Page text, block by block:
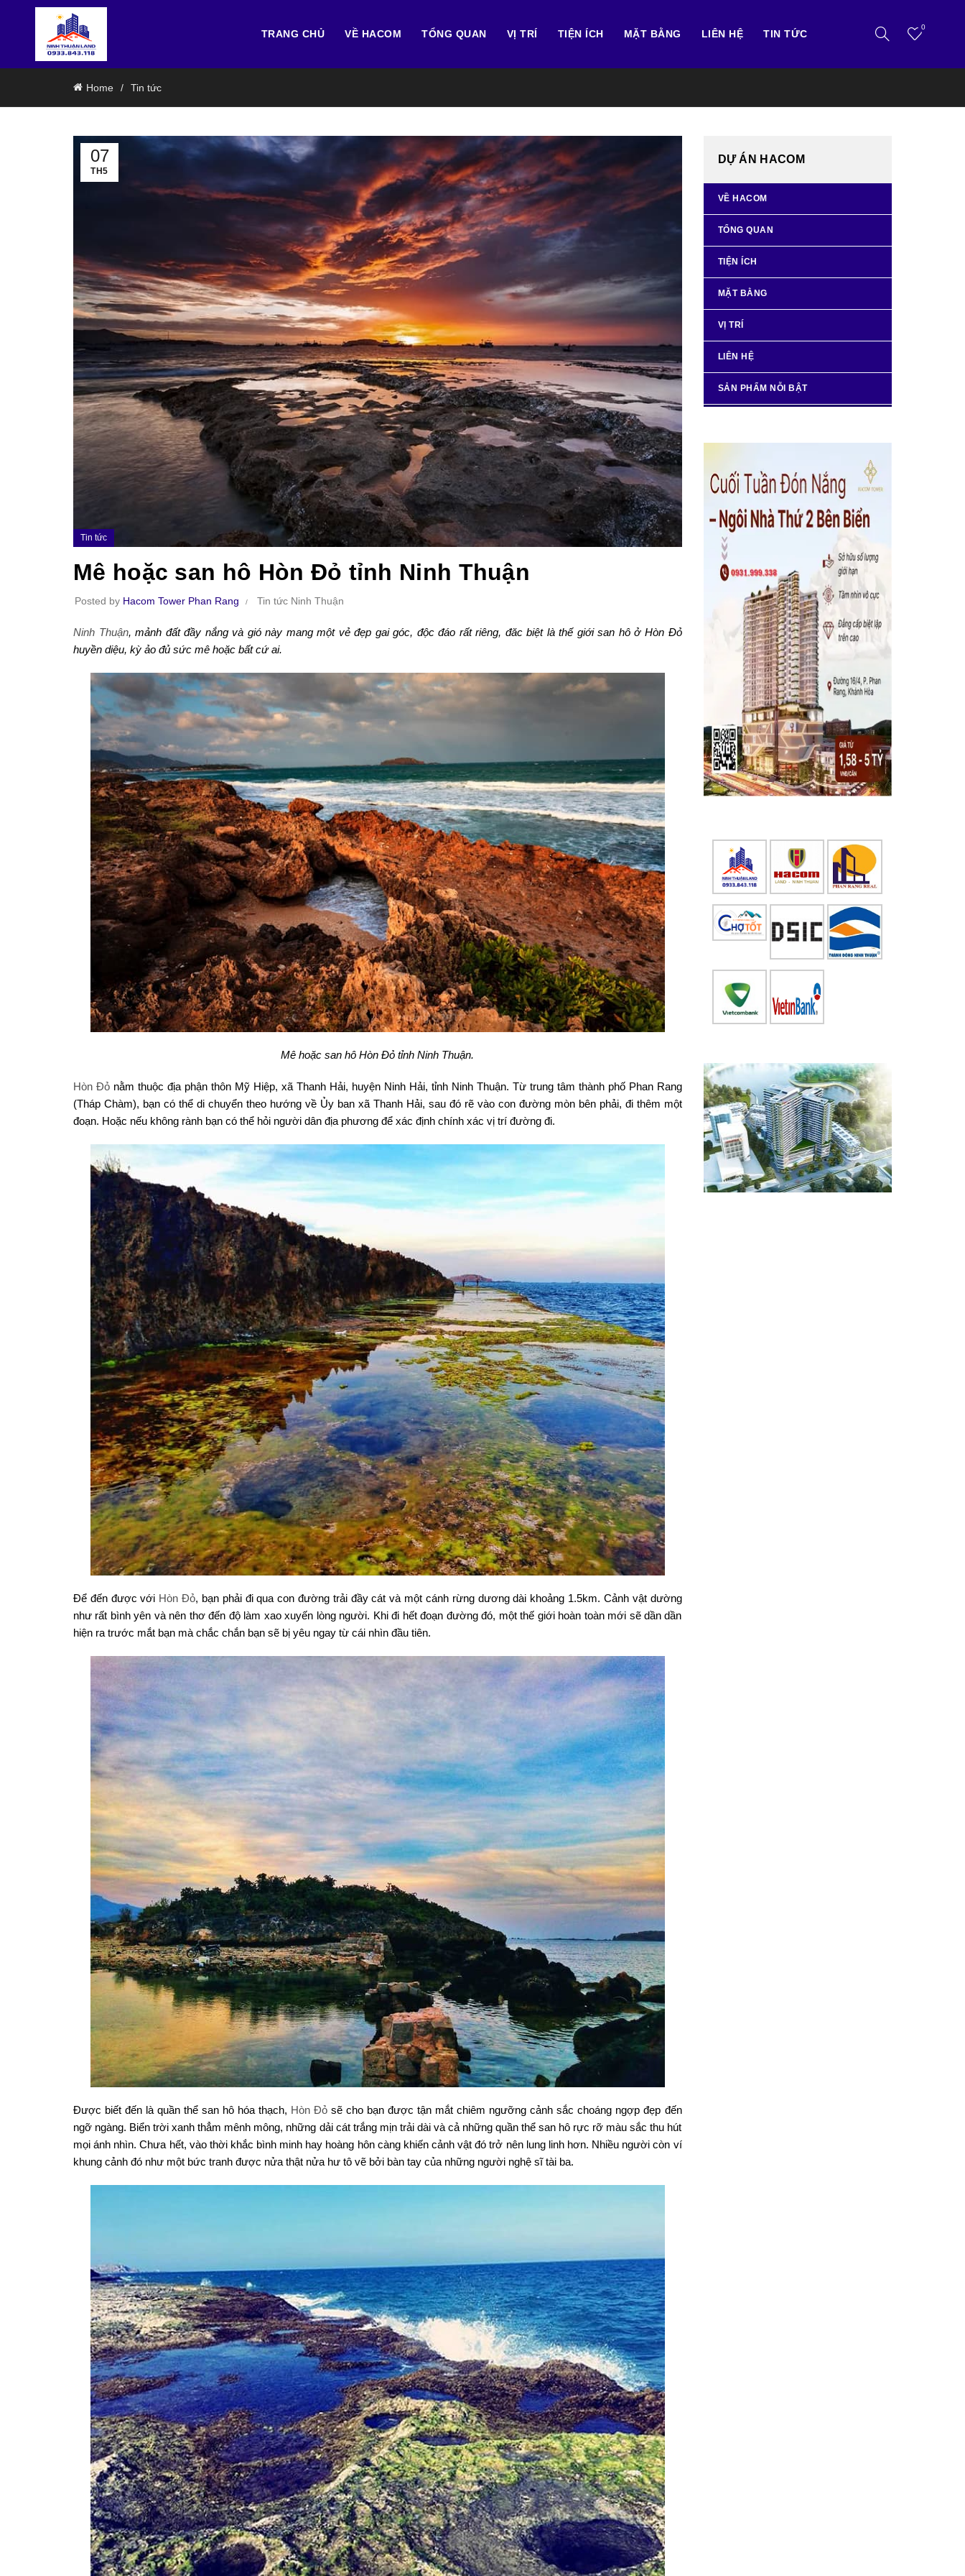
TRANG CHỦ VỀ HACOM TỔNG QUAN VỊ TRÍ TIỆN ÍCH MẶT BẰNG LIÊN HỆ TIN TỨC
0
Home Tin tức
07
TH5
Tin tức
Mê hoặc san hô Hòn Đỏ tỉnh Ninh Thuận
Posted by Hacom Tower Phan Rang Tin tức Ninh Thuận
Ninh Thuận, mảnh đất đầy nắng và gió này mang một vẻ đẹp gai góc, độc đáo rất riêng, đăc biệt là thế giới san hô ở Hòn Đỏ
huyền diệu, kỳ ảo đủ sức mê hoặc bất cứ ai.
Mê hoặc san hô Hòn Đỏ tỉnh Ninh Thuận.
Hòn Đỏnằm thuộc địa phận thôn Mỹ Hiệp, xã Thanh Hải, huyện Ninh Hải, tỉnh Ninh Thuận. Từ trung tâm thành phố Phan Rang
(Tháp Chàm), bạn có thể di chuyển theo hướng về Ủy ban xã Thanh Hải, sau đó rẽ vào con đường mòn bên phải, đi thêm một
đoạn. Hoặc nếu không rành bạn có thể hỏi người dân địa phương để xác định chính xác vị trí đường đi.
Để đến được với Hòn Đỏ, bạn phải đi qua con đường trải đầy cát và một cánh rừng dương dài khoảng 1.5km. Cảnh vật dường
như rất bình yên và nên thơ đến độ làm xao xuyến lòng người. Khi đi hết đoạn đường đó, một thế giới hoàn toàn mới sẽ dần dần
hiện ra trước mắt bạn mà chắc chắn bạn sẽ bị yêu ngay từ cái nhìn đầu tiên.
Được biết đến là quần thể san hô hóa thạch, Hòn Đỏ sẽ cho bạn được tận mắt chiêm ngưỡng cảnh sắc choáng ngợp đẹp đến
ngỡ ngàng. Biển trời xanh thẳm mênh mông, những dải cát trắng mịn trải dài và cả những quần thể san hô rực rỡ màu sắc thu hút
mọi ánh nhìn. Chưa hết, vào thời khắc bình minh hay hoàng hôn càng khiến cảnh vật đó trở nên lung linh hơn. Nhiều người còn ví
khung cảnh đó như một bức tranh được nửa thật nửa hư tô vẽ bởi bàn tay của những người nghệ sĩ tài ba.
DỰ ÁN HACOM
VỀ HACOM
TỔNG QUAN
TIỆN ÍCH
MẶT BẰNG
VỊ TRÍ
LIÊN HỆ
SẢN PHẨM NỖI BẬT